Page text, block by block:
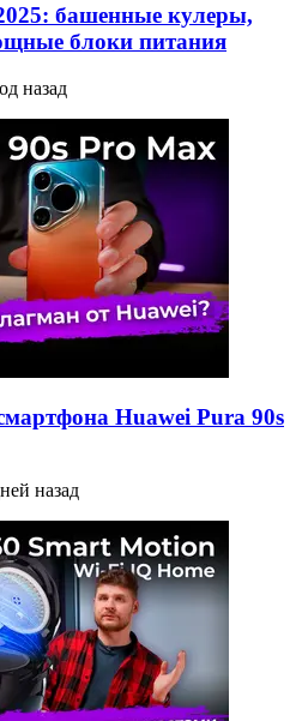
башенные кулеры,
блоки питания
назад
Huawei Pura 90s
назад